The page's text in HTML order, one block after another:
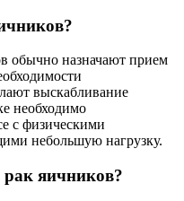
обычно назначают прием
выскабливание
необходимо
с физическими
небольшую нагрузку.
яичников?